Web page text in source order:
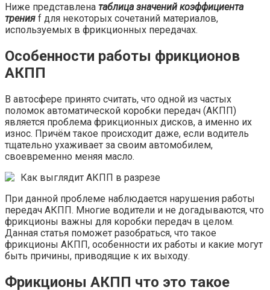
Ниже представлена таблица значений коэффициента
трения f для некоторых сочетаний материалов,
используемых в фрикционных передачах.
Особенности работы фрикционов
АКПП
В автосфере принято считать, что одной из частых
поломок автоматической коробки передач (АКПП)
является проблема фрикционных дисков, а именно их
износ. Причём такое происходит даже, если водитель
тщательно ухаживает за своим автомобилем,
своевременно меняя масло.
Как выглядит АКПП в разрезе
При данной проблеме наблюдается нарушения работы
передач АКПП. Многие водители и не догадываются, что
фрикционы важны для коробки передач в целом.
Данная статья поможет разобраться, что такое
фрикционы АКПП, особенности их работы и какие могут
быть причины, приводящие к их выходу.
Фрикционы АКПП что это такое